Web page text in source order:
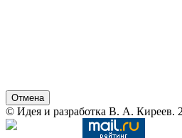
Отмена
© Идея и разработка В. А. Киреев.